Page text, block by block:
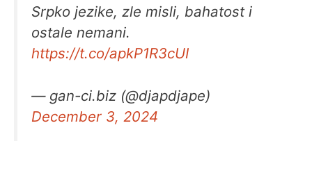
Srpko jezike, zle misli, bahatost i
ostale nemani.
https://t.co/apkP1R3cUI
— gan-ci.biz (@djapdjape)
December 3, 2024